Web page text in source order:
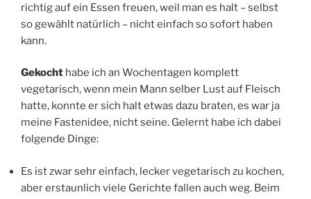
richtig auf ein Essen freuen, weil man es halt – selbst
so gewählt natürlich – nicht einfach so sofort haben
kann.
Gekocht habe ich an Wochentagen komplett
vegetarisch, wenn mein Mann selber Lust auf Fleisch
hatte, konnte er sich halt etwas dazu braten, es war ja
meine Fastenidee, nicht seine. Gelernt habe ich dabei
folgende Dinge:
Es ist zwar sehr einfach, lecker vegetarisch zu kochen,
aber erstaunlich viele Gerichte fallen auch weg. Beim